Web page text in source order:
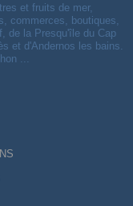
et fruits de mer,
commerces, boutiques,
de la Presqu'île du Cap
et d'Andernos les bains.
...